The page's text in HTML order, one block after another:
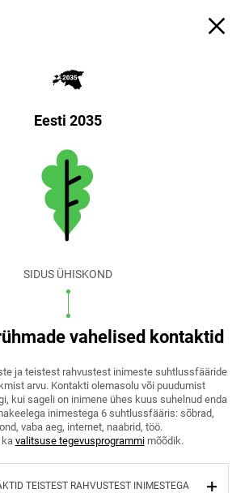
Eesti 2035
SIDUS ÜHISKOND
vahelised kontaktid
ja teistest rahvustest inimeste suhtlussfääride
arvu. Kontakti olemasolu või puudumist
kui sageli on inimene ühes kuus suhelnud enda
inimestega 6 suhtlussfääris: sõbrad,
vaba aeg, internet, naabrid, töö.
valitsuse tegevusprogrammimõõdik.
TEISTEST RAHVUSTEST INIMESTEGA